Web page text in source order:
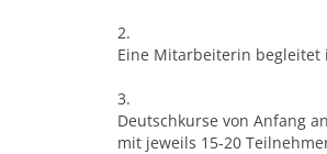
2.
Eine Mitarbeiterin begleitet
3.
Deutschkurse von Anfang
mit jeweils 15-20